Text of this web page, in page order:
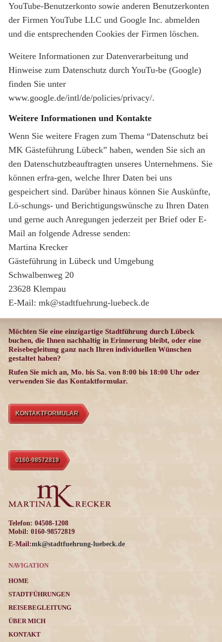
YouTube-Benutzerkonto sowie anderen Benutzerkonten
der Firmen YouTube LLC und Google Inc. abmelden
und die entsprechenden Cookies der Firmen löschen.
Weitere Informationen zur Datenverarbeitung und
Hinweise zum Datenschutz durch YouTu-be (Google)
finden Sie unter
www.google.de/intl/de/policies/privacy/.
Weitere Informationen und Kontakte
Wenn Sie weitere Fragen zum Thema “Datenschutz bei
MK Gästeführung Lübeck” haben, wenden Sie sich an
den Datenschutzbeauftragten unseres Unternehmens. Sie
können erfra-gen, welche Ihrer Daten bei uns
gespeichert sind. Darüber hinaus können Sie Auskünfte,
Lö-schungs- und Berichtigungswünsche zu Ihren Daten
und gerne auch Anregungen jederzeit per Brief oder E-
Mail an folgende Adresse senden:
Martina Krecker
Gästeführung in Lübeck und Umgebung
Schwalbenweg 20
23628 Klempau
E-Mail: mk@stadtfuehrung-luebeck.de
Möchten Sie eine einzigartige Stadtführung durch Lübeck
buchen, die Ihnen nachhaltig in Erinnerung bleibt, oder eine
Reisebegleitung ganz nach Ihren individuellen Wünschen
gestaltet haben?
Rufen Sie mich an, Mo. bis Sa. von 8:00 bis 18:00 Uhr oder
verwenden Sie das Kontaktformular.
KONTAKTFORMULAR
0160-98572819
Telefon: 04508-1208
Mobil: 0160-98572819
E-Mail:mk@stadtfuehrung-luebeck.de
NAVIGATION
HOME
STADTFÜHRUNGEN
REISEBEGLEITUNG
ÜBER MICH
KONTAKT